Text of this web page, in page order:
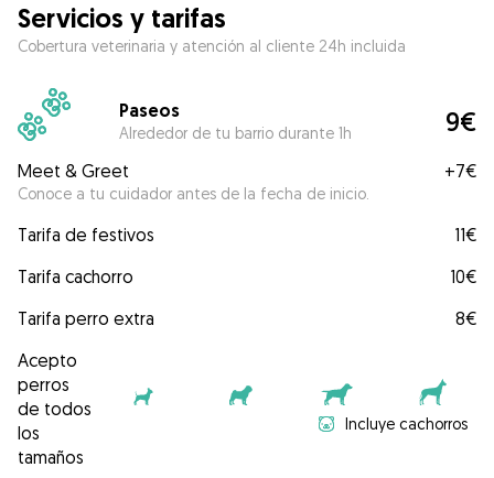
Servicios y tarifas
Cobertura veterinaria y atención al cliente 24h incluida
Paseos
Alrededor de tu barrio durante 1h 9€
Meet & Greet
Conoce a tu cuidador antes de la fecha de inicio.
+7€
Tarifa de festivos
11€
Tarifa cachorro
10€
Tarifa perro extra
8€
Acepto
perros
de todos
los
tamaños
Incluye cachorros